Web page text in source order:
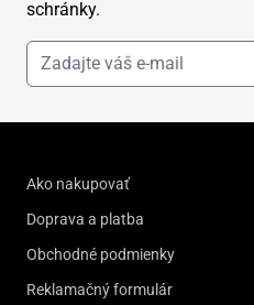
schránky.
Ako nakupovať
Doprava a platba
Obchodné podmienky
Reklamačný formulár